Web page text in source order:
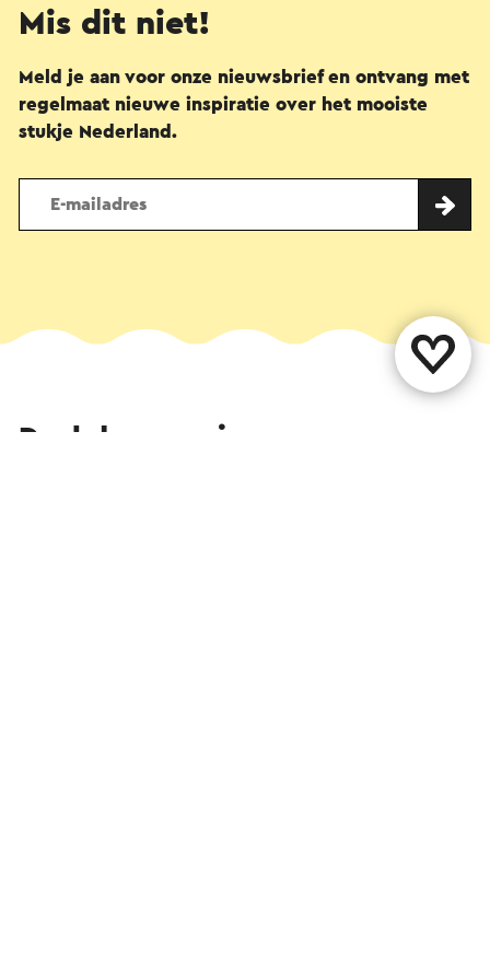
Mis dit niet!
Meld je aan voor onze nieuwsbrief en ontvang met
regelmaat nieuwe inspiratie over het mooiste
stukje Nederland.
Deel deze pagina